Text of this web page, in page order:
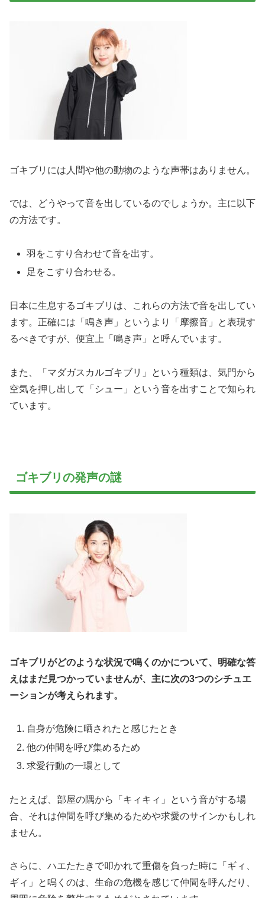
ゴキブリには人間や他の動物のような声帯はありません。
では、どうやって音を出しているのでしょうか。主に以下
の方法です。
羽をこすり合わせて音を出す。
足をこすり合わせる。
日本に生息するゴキブリは、これらの方法で音を出してい
ます。正確には「鳴き声」というより「摩擦音」と表現す
るべきですが、便宜上「鳴き声」と呼んでいます。
また、「マダガスカルゴキブリ」という種類は、気門から
空気を押し出して「シュー」という音を出すことで知られ
ています。
ゴキブリの発声の謎
ゴキブリがどのような状況で鳴くのかについて、明確な答
えはまだ見つかっていませんが、主に次の3つのシチュエ
ーションが考えられます。
自身が危険に晒されたと感じたとき
他の仲間を呼び集めるため
求愛行動の一環として
たとえば、部屋の隅から「キィキィ」という音がする場
合、それは仲間を呼び集めるためや求愛のサインかもしれ
ません。
さらに、ハエたたきで叩かれて重傷を負った時に「ギィ、
ギィ」と鳴くのは、生命の危機を感じて仲間を呼んだり、